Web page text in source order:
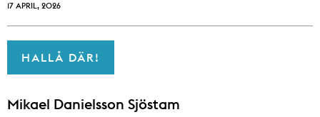
17 APRIL, 2026
HALLÅ DÄR!
Mikael Danielsson Sjöstam